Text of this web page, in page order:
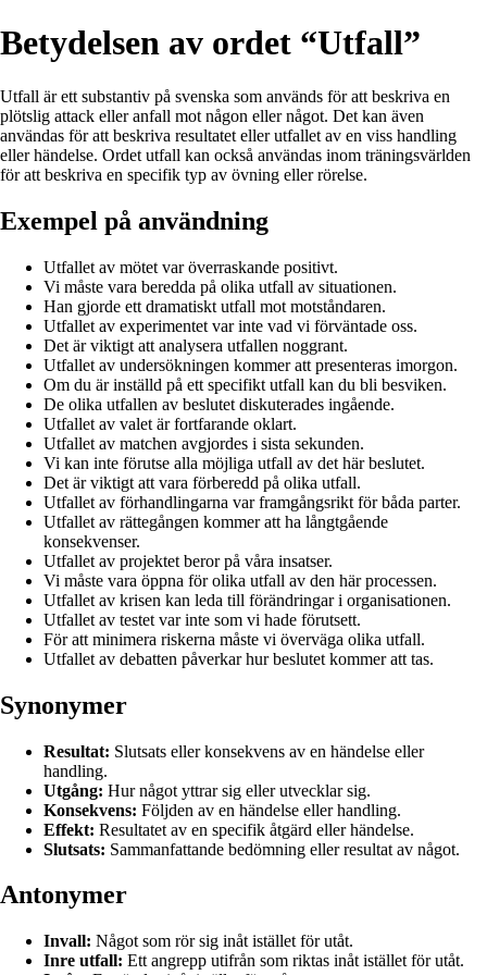
Betydelsen av ordet “Utfall”
Utfall är ett substantiv på svenska som används för att beskriva en
plötslig attack eller anfall mot någon eller något. Det kan även
användas för att beskriva resultatet eller utfallet av en viss handling
eller händelse. Ordet utfall kan också användas inom träningsvärlden
för att beskriva en specifik typ av övning eller rörelse.
Exempel på användning
Utfallet av mötet var överraskande positivt.
Vi måste vara beredda på olika utfall av situationen.
Han gjorde ett dramatiskt utfall mot motståndaren.
Utfallet av experimentet var inte vad vi förväntade oss.
Det är viktigt att analysera utfallen noggrant.
Utfallet av undersökningen kommer att presenteras imorgon.
Om du är inställd på ett specifikt utfall kan du bli besviken.
De olika utfallen av beslutet diskuterades ingående.
Utfallet av valet är fortfarande oklart.
Utfallet av matchen avgjordes i sista sekunden.
Vi kan inte förutse alla möjliga utfall av det här beslutet.
Det är viktigt att vara förberedd på olika utfall.
Utfallet av förhandlingarna var framgångsrikt för båda parter.
Utfallet av rättegången kommer att ha långtgående
konsekvenser.
Utfallet av projektet beror på våra insatser.
Vi måste vara öppna för olika utfall av den här processen.
Utfallet av krisen kan leda till förändringar i organisationen.
Utfallet av testet var inte som vi hade förutsett.
För att minimera riskerna måste vi överväga olika utfall.
Utfallet av debatten påverkar hur beslutet kommer att tas.
Synonymer
Resultat: Slutsats eller konsekvens av en händelse eller
handling.
Utgång: Hur något yttrar sig eller utvecklar sig.
Konsekvens: Följden av en händelse eller handling.
Effekt: Resultatet av en specifik åtgärd eller händelse.
Slutsats: Sammanfattande bedömning eller resultat av något.
Antonymer
Invall: Något som rör sig inåt istället för utåt.
Inre utfall: Ett angrepp utifrån som riktas inåt istället för utåt.